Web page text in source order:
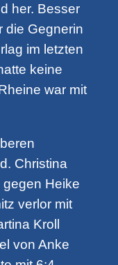
her. Besser
die Gegnerin
im letzten
keine
war mit
Christina
Heike
verlor mit
Kroll
von Anke